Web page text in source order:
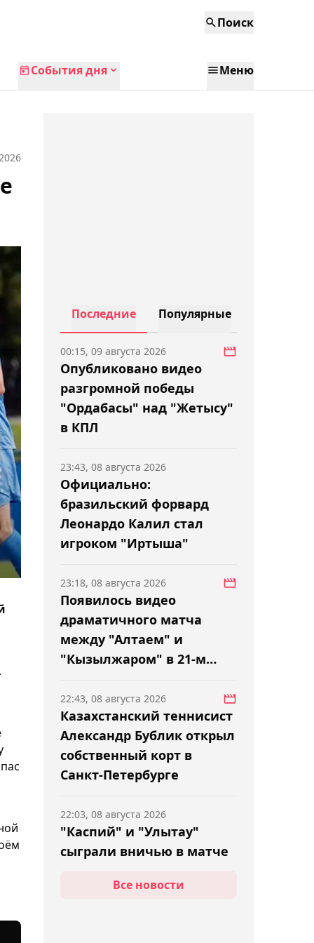
Поиск
События дня Меню
Последние Популярные
Опубликовано видео
разгромной победы
"Ордабасы" над "Жетысу"
в КПЛ
00:15, 09 августа 2026
Официально:
бразильский форвард
Леонардо Калил стал
игроком "Иртыша"
23:43, 08 августа 2026
Появилось видео
драматичного матча
между "Алтаем" и
"Кызылжаром" в 21-м
23:18, 08 августа 2026
Казахстанский теннисист
Александр Бублик открыл
собственный корт в
Санкт-Петербурге
22:43, 08 августа 2026
"Каспий" и "Улытау"
сыграли вничью в матче
22:03, 08 августа 2026
Все новости